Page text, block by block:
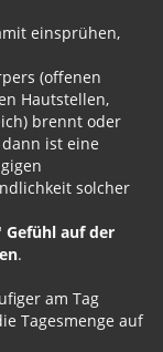
einsprühen,
(offenen
Hautstellen,
brennt oder
ist eine
solcher
Gefühl auf der
.
am Tag
Tagesmenge auf